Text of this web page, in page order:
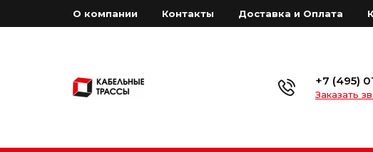
О компании Контакты Доставка и Оплата
+7 (495)
Заказать